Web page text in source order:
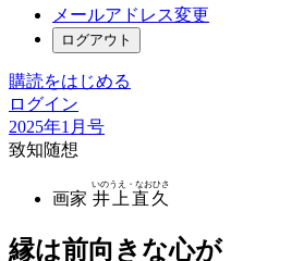
メールアドレス変更
ログアウト
購読をはじめる
ログイン
2025年1月号
致知随想
画家 井上直久
いのうえ・なおひさ
縁は前向きな心が